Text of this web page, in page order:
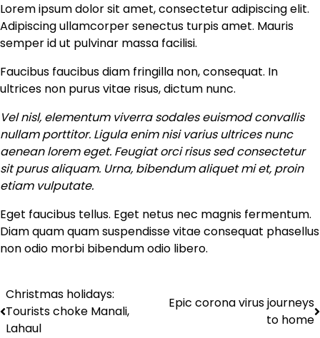
Lorem ipsum dolor sit amet, consectetur adipiscing elit.
Adipiscing ullamcorper senectus turpis amet. Mauris
semper id ut pulvinar massa facilisi.
Faucibus faucibus diam fringilla non, consequat. In
ultrices non purus vitae risus, dictum nunc.
Vel nisl, elementum viverra sodales euismod convallis
nullam porttitor. Ligula enim nisi varius ultrices nunc
aenean lorem eget. Feugiat orci risus sed consectetur
sit purus aliquam. Urna, bibendum aliquet mi et, proin
etiam vulputate.
Eget faucibus tellus. Eget netus nec magnis fermentum.
Diam quam quam suspendisse vitae consequat phasellus
non odio morbi bibendum odio libero.
Christmas holidays:
Tourists choke Manali,
Lahaul
Epic corona virus journeys
to home